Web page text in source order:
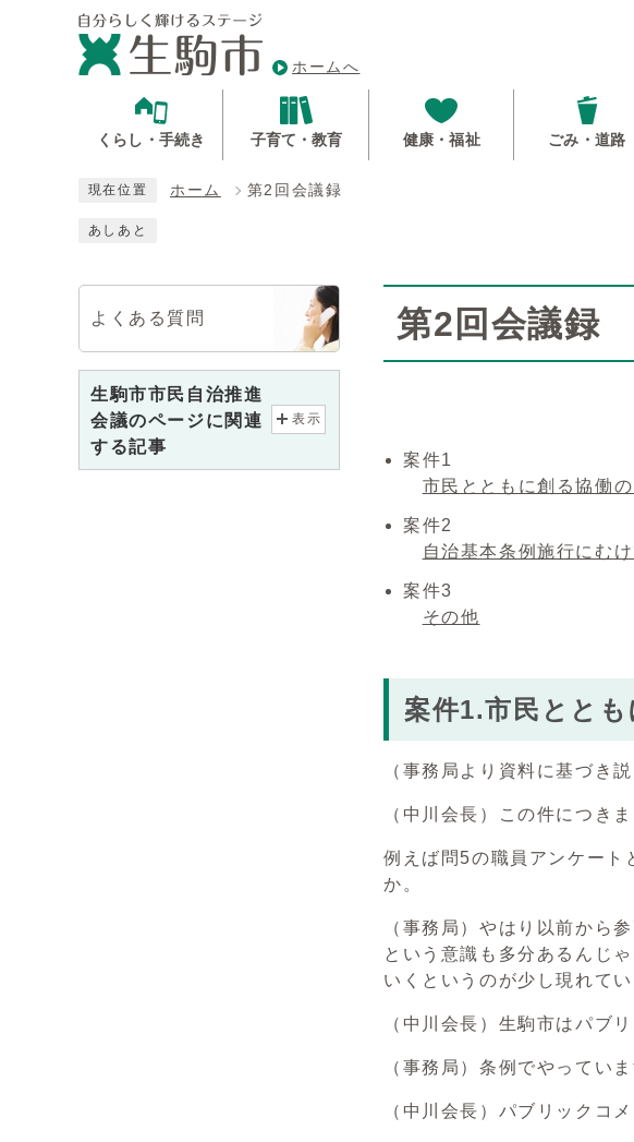
ホームへ
くらし・手続き 子育て・教育 健康・福祉 ごみ・道路
現在位置 ホーム 第2回会議録
あしあと
第2回会議録
案件1
市民とともに創る協働
案件2
自治基本条例施行にむ
案件3
その他
案件1.市民とと
（事務局より資料に基づき説
（中川会長）この件につき
例えば問5の職員アンケート
か。
（事務局）やはり以前から
という意識も多分あるんじ
いくというのが少し現れて
（中川会長）生駒市はパブ
（事務局）条例でやっていま
（中川会長）パブリックコ
よくある質問
生駒市市民自治推進
会議のページに関連
する記事
表示